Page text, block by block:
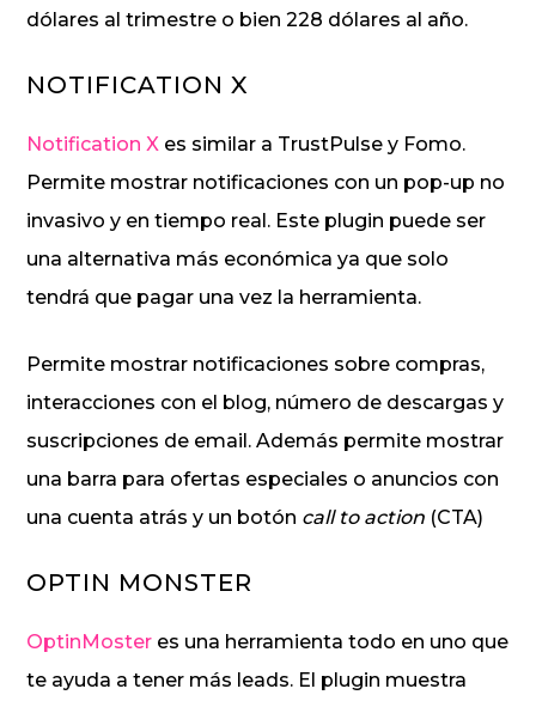
dólares al trimestre o bien 228 dólares al año.
NOTIFICATION X
Notification X es similar a TrustPulse y Fomo.
Permite mostrar notificaciones con un pop-up no
invasivo y en tiempo real. Este plugin puede ser
una alternativa más económica ya que solo
tendrá que pagar una vez la herramienta.
Permite mostrar notificaciones sobre compras,
interacciones con el blog, número de descargas y
suscripciones de email. Además permite mostrar
una barra para ofertas especiales o anuncios con
una cuenta atrás y un botón call to action (CTA)
OPTIN MONSTER
OptinMoster es una herramienta todo en uno que
te ayuda a tener más leads. El plugin muestra